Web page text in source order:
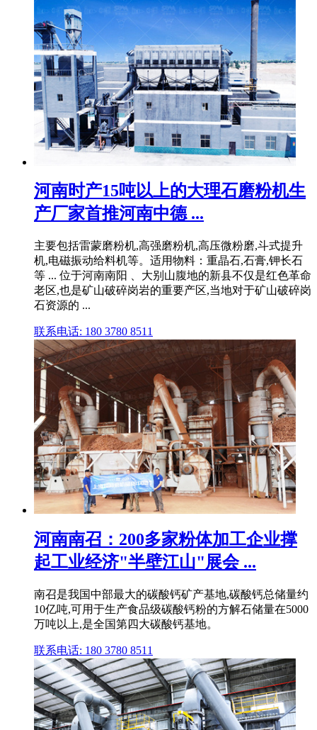
河南时产15吨以上的大理石磨粉机生
产厂家首推河南中德 ...
主要包括雷蒙磨粉机,高强磨粉机,高压微粉磨,斗式提升
机,电磁振动给料机等。适用物料：重晶石,石膏,钾长石
等 ... 位于河南南阳 、大别山腹地的新县不仅是红色革命
老区,也是矿山破碎岗岩的重要产区,当地对于矿山破碎岗
石资源的 ...
联系电话: 180 3780 8511
河南南召：200多家粉体加工企业撑
起工业经济"半壁江山"展会 ...
南召是我国中部最大的碳酸钙矿产基地,碳酸钙总储量约
10亿吨,可用于生产食品级碳酸钙粉的方解石储量在5000
万吨以上,是全国第四大碳酸钙基地。
联系电话: 180 3780 8511